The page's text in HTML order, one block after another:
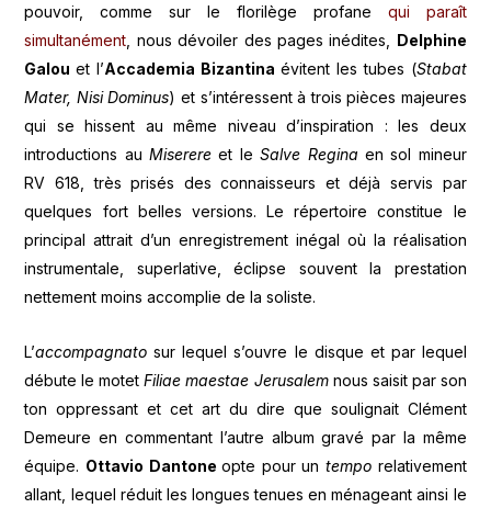
pouvoir, comme sur le florilège profane qui paraît
simultanément , nous dévoiler des pages inédites, Delphine
Galouet l’Accademia Bizantina évitent les tubes (Stabat
Mater, Nisi Dominus) et s’intéressent à trois pièces majeures
qui se hissent au même niveau d’inspiration : les deux
introductions auMiserereet leSalve Regina en sol mineur
RV 618, très prisés des connaisseurs et déjà servis par
quelques fort belles versions. Le répertoire constitue le
principal attrait d’un enregistrement inégal où la réalisation
instrumentale, superlative, éclipse souvent la prestation
nettement moins accomplie de la soliste.
L’accompagnatosur lequel s’ouvre le disque et par lequel
débute le motetFiliae maestae Jerusalem nous saisit par son
ton oppressant et cet art du dire que soulignait Clément
Demeure en commentant l’autre album gravé par la même
équipe. Ottavio Dantoneopte pour untempo relativement
allant, lequel réduit les longues tenues en ménageant ainsi le